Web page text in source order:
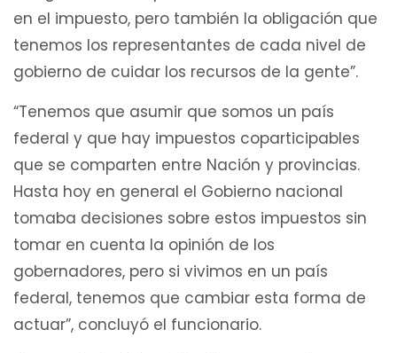
en el impuesto, pero también la obligación que
tenemos los representantes de cada nivel de
gobierno de cuidar los recursos de la gente”.
“Tenemos que asumir que somos un país
federal y que hay impuestos coparticipables
que se comparten entre Nación y provincias.
Hasta hoy en general el Gobierno nacional
tomaba decisiones sobre estos impuestos sin
tomar en cuenta la opinión de los
gobernadores, pero si vivimos en un país
federal, tenemos que cambiar esta forma de
actuar”, concluyó el funcionario.